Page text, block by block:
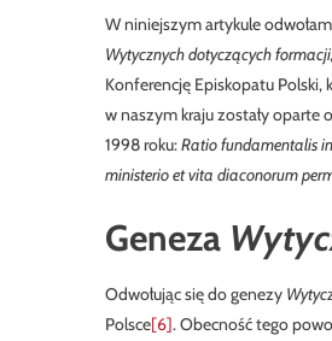
W niniejszym artykule
Wytycznych dotyczących
Konferencję Episkopatu Polski,
w naszym kraju zostały oparte
1998 roku:Ratio fundamentalis
ministerio et vita diaconorum
Geneza
Odwołując się do genezy
Polsce[6]. Obecność tego